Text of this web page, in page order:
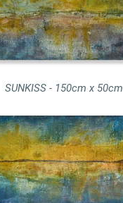
SUNKISS - 150cm x 50cm